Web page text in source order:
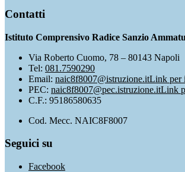
Contatti
Istituto Comprensivo Radice Sanzio
Via Roberto Cuomo, 78 – 80143 Napoli
Tel: 081.7590290
Email: naic8f8007@istruzione.itLink per
PEC: naic8f8007@pec.istruzione.itLink
C.F.: 95186580635
Cod. Mecc. NAIC8F8007
Seguici su
Facebook